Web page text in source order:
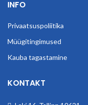
INFO
Privaatsuspoliitika
Müügitingimused
Kauba tagastamine
KONTAKT